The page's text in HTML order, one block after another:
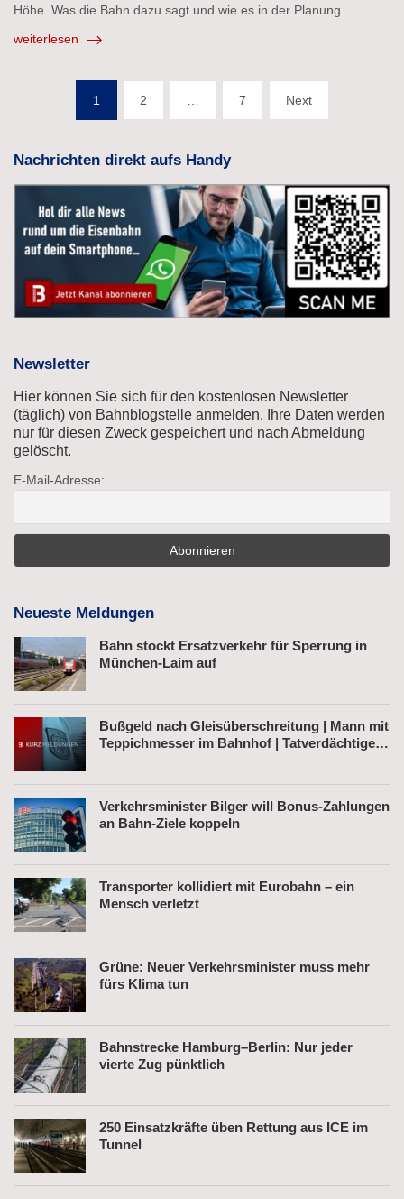
Höhe. Was die Bahn dazu sagt und wie es in der Planung…
weiterlesen
Seitennummerierung
Beiträge
1 2 7 Next
Nachrichten direkt aufs Handy
Newsletter
Hier können Sie sich für den kostenlosen Newsletter
(täglich) von Bahnblogstelle anmelden. Ihre Daten werden
nur für diesen Zweck gespeichert und nach Abmeldung
gelöscht.
E-Mail-Adresse:
Neueste Meldungen
Bahn stockt Ersatzverkehr für Sperrung in
München-Laim auf
Bußgeld nach Gleisüberschreitung | Mann mit
Teppichmesser im Bahnhof | Tatverdächtiger
Verkehrsminister Bilger will Bonus-Zahlungen
an Bahn-Ziele koppeln
Transporter kollidiert mit Eurobahn – ein
Mensch verletzt
Grüne: Neuer Verkehrsminister muss mehr
fürs Klima tun
Bahnstrecke Hamburg–Berlin: Nur jeder
vierte Zug pünktlich
250 Einsatzkräfte üben Rettung aus ICE im
Tunnel